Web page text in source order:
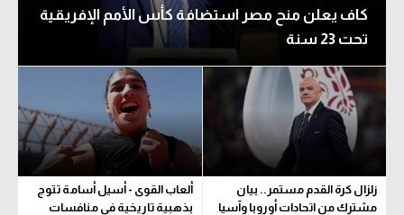
كاف يعلن منح مصر استضافة كأس الأمم الإفريقية
تحت 23 سنة
زلزال كرة القدم مستمر.. بيان
مشترك من اتحادات أوروبا وآسيا
ألعاب القوى - أسيل أسامة تتوج
بذهبية تاريخية في منافسات